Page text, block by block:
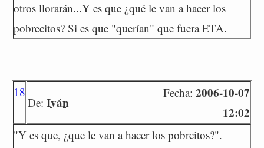
otros llorarán...Y es que ¿qué le van a hacer los
pobrecitos? Si es que "querían" que fuera ETA.
18
De: Iván
Fecha: 2006-10-07
12:02
"Y es que, ¿que le van a hacer los pobrcitos?".